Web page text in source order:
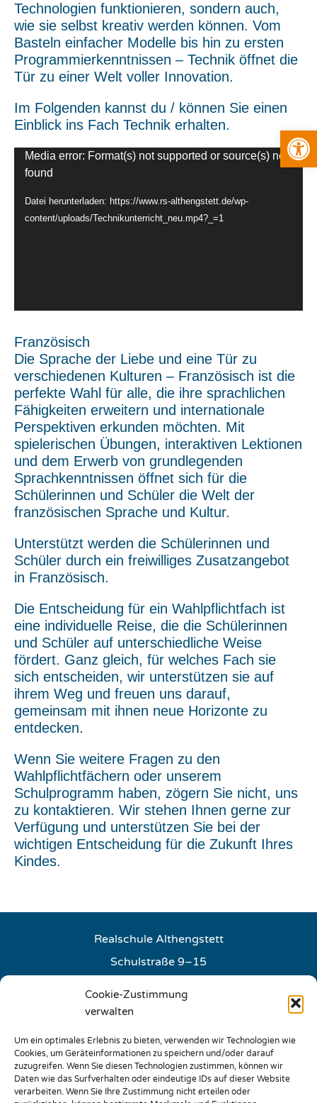
Cookie-Zustimmung
verwalten
Um ein optimales Erlebnis zu bieten, verwenden wir Technologien wie
Cookies, um Geräteinformationen zu speichern und/oder darauf
zuzugreifen. Wenn Sie diesen Technologien zustimmen, können wir
Daten wie das Surfverhalten oder eindeutige IDs auf dieser Website
verarbeiten. Wenn Sie Ihre Zustimmung nicht erteilen oder
Technologien funktionieren, sondern auch,
wie sie selbst kreativ werden können. Vom
Basteln einfacher Modelle bis hin zu ersten
Programmierkenntnissen – Technik öffnet die
Tür zu einer Welt voller Innovation.
Im Folgenden kannst du / können Sie einen
Einblick ins Fach Technik erhalten.
Video-
Player
Media error: Format(s) not supported or source(s) not
found
Datei herunterladen: https://www.rs-althengstett.de/wp-
content/uploads/Technikunterricht_neu.mp4?_=1
Französisch
Die Sprache der Liebe und eine Tür zu
verschiedenen Kulturen – Französisch ist die
perfekte Wahl für alle, die ihre sprachlichen
Fähigkeiten erweitern und internationale
Perspektiven erkunden möchten. Mit
spielerischen Übungen, interaktiven Lektionen
und dem Erwerb von grundlegenden
Sprachkenntnissen öffnet sich für die
Schülerinnen und Schüler die Welt der
französischen Sprache und Kultur.
Unterstützt werden die Schülerinnen und
Schüler durch ein freiwilliges Zusatzangebot
in Französisch.
Die Entscheidung für ein Wahlpflichtfach ist
eine individuelle Reise, die die Schülerinnen
und Schüler auf unterschiedliche Weise
fördert. Ganz gleich, für welches Fach sie
sich entscheiden, wir unterstützen sie auf
ihrem Weg und freuen uns darauf,
gemeinsam mit ihnen neue Horizonte zu
entdecken.
Wenn Sie weitere Fragen zu den
Wahlpflichtfächern oder unserem
Schulprogramm haben, zögern Sie nicht, uns
zu kontaktieren. Wir stehen Ihnen gerne zur
Verfügung und unterstützen Sie bei der
wichtigen Entscheidung für die Zukunft Ihres
Kindes.
Realschule Althengstett
Schulstraße 9–15
E-Mail:info@rs-althengstett.de
Sie erreichen unser Sekretariat
Montag – Freitag: 07:30 – 12:00 Uhr
Montag + Mittwoch: 14:30 – 15:30 Uhr